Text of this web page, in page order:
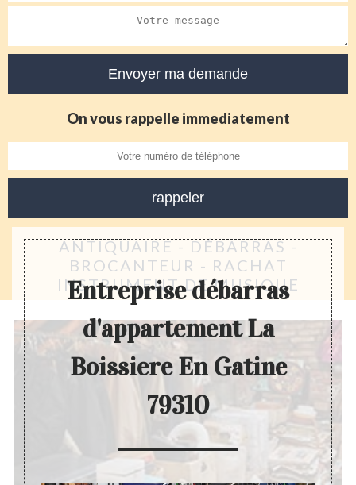
On vous rappelle immediatement
ANTIQUAIRE - DÉBARRAS -
BROCANTEUR - RACHAT
INSTRUMENT DE MUSIQUE
Entreprise débarras
d'appartement La
Boissiere En Gatine
79310